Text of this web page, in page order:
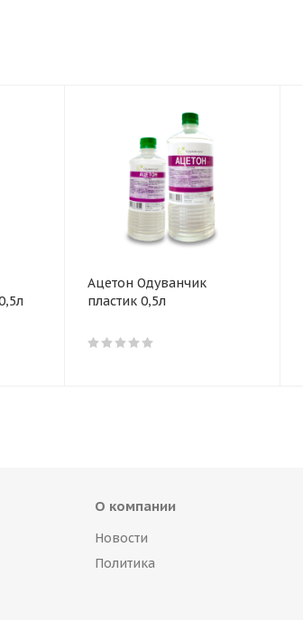
Ацетон Одуванчик
пластик 0,5л
О компании
Новости
Политика